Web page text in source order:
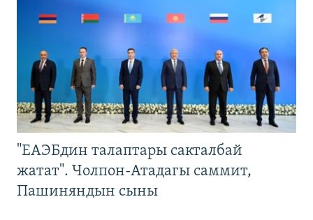
"ЕАЭБдин талаптары сакталбай
жатат". Чолпон-Атадагы саммит,
Пашиняндын сыны